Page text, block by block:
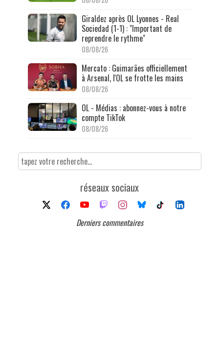
Giraldez après OL Lyonnes - Real
Sociedad (1-1) : "Important de
reprendre le rythme"
08/08/26
Mercato : Guimarães officiellement
à Arsenal, l'OL se frotte les mains
08/08/26
OL - Médias : abonnez-vous à notre
compte TikTok
08/08/26
réseaux sociaux
Derniers commentaires